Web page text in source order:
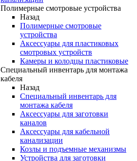
Полимерные смотровые устройства
Назад
Полимерные смотровые
устройства
Аксессуары для пластиковых
смотровых устройств
Камеры и колодцы пластиковые
Специальный инвентарь для монтажа
кабеля
Назад
Специальный инвентарь для
монтажа кабеля
Аксессуары для заготовки
каналов
Аксессуары для кабельной
канализации
Козлы и подъемные механизмы
Устройства для заготовки